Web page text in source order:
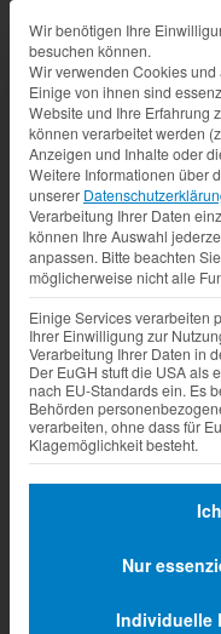
Datenschutz-
Wir benötigen Ihre
besuchen können.
Wir verwenden Cookies
Einige von ihnen sind
Website und Ihre Erfahrung
können verarbeitet werden
Anzeigen und Inhalte oder
Weitere Informationen über
unserer
Verarbeitung Ihrer Daten
können Ihre Auswahl
anpassen. Bitte beachten
möglicherweise nicht alle
Einige Services verarbeiten
Ihrer Einwilligung zur
Verarbeitung Ihrer Daten in
Der EuGH stuft die USA als
nach EU-Standards ein. Es
Behörden
verarbeiten, ohne dass für
Klagemöglichkeit besteht.
Nur
Individuelle